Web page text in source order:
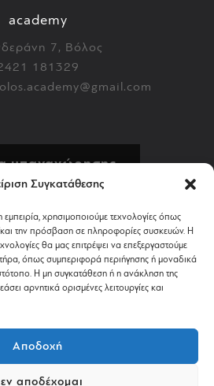
Συγκατάθεσης
χρησιμοποιούμε τεχνολογίες όπως
την πρόσβαση σε πληροφορίες συσκευών. Η
θα μας επιτρέψει να επεξεργαστούμε
όπως συμπεριφορά περιήγησης ή μοναδικά
Η μη συγκατάθεση ή η ανάκληση της
αρνητικά ορισμένες λειτουργίες και
Αποδοχή
αποδέχομαι
academy
7, Βόλος
181329
υπαναχώρησης
& πληρωμή
χρήσης